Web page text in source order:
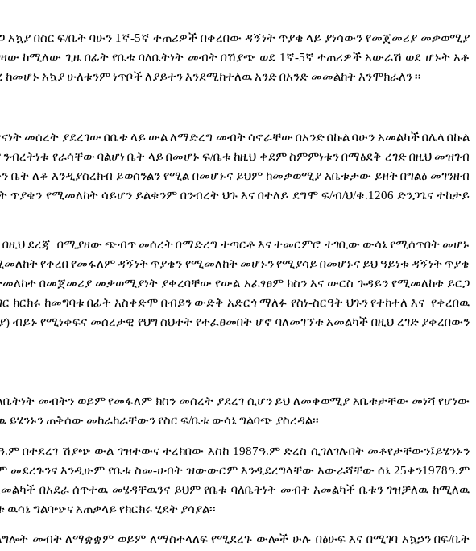
አኳያ በስር ፍ/ቤት ባሁን 1 ኛ-5ኛ ተጠሪዎች በቀረበው ዳኝነት ጥያቄ ላይ ያነሳውን የመጀመሪያ መቃወሚያ
ከሚለው ጊዜ በፊት የቤቱ ባለቤትነት መብት በሽያጭ ወደ 1 ኛ-5ኛ ተጠሪዎች አውራሽ ወደ ሆኑት አቶ
ከመሆኑ አኳያ ሁለቱንምነጥቦችለያይተንእንደሚከተለዉአንድበአንድ መመልከትእንሞክራለን፡፡
መሰረት ያደረገው በቤቱ ላይ ውል ለማድረግ መብት ሳኖራቸው በአንድ በኩል ባሁን አመልካች በሌላ በኩል
ንብረትነቱ የራሳቸው ባልሆነ ቤት ላይ በመሆኑ ፍ/ቤቱ ከዚህ ቀደም ስምምነቱን በማፅደቅ ረገድ በዚህ መዝገብ
ቤት ለቆ እንዲያስረክብ ይወሰንልን የሚል በመሆኑና ይህም ከመቃወሚያ አቤቱታው ይዘት በግልፅ መገንዘብ
ጥያቄን የሚመለከት ሳይሆን ይልቁንም በንብረት ህጉ እና በተለይ ደግሞ ፍ/ብ/ህ/ቁ.1206 ድንጋጌና ተከታይ
በዚህ ደረጃ በሚያዘው ጭብጥ መሰረት በማድረግ ተጣርቶ እና ተመርምሮ ተገቢው ውሳኔ የሚሰጥበት መሆኑ
የቀረበ የመፋለም ዳኝነት ጥያቄን የሚመለከት መሆኑን የሚያሳይ በመሆኑና ይህ ዓይነቱዳኝነትጥያቄ
በመጀመሪያ መቃወሚያነት ያቀረባቸው የውል አፈፃፀም ክስን እና ውርስ ጉዳይን የሚመለከቱ ይርጋ
ክርክሩ ከመግባቱ በፊት አስቀድሞ በብይን ውድቅ አድርጎ ማለፉ የስነ-ስርዓት ህጉን የተከተለ እና የቀረበዉ
) ብይኑ የሚነቀፍና መሰረታዊ የህግ ስህተት የተፈፀመበት ሆኖ ባለመገኘቱ አመልካች በዚህ ረገድ ያቀረበውን
መብትን ወይም የመፋለም ክስን መሰረት ያደረገ ሲሆን ይህ ለመቀወሚያ አቤቱታቸው መነሻ የሆነው
ይሄንኑን ጠቅሰው መከራከራቸውንየስር ፍ/ቤቱ ውሳኔግልባጭ ያስረዳል፡፡
.ም በተደረገ ሽያጭ ውል ገዝተውና ተረክበው እስከ 1987ዓ.ም ድረስ ሲገለገሉበት መቆየታቸውን፤ይሄንኑን
መደረጉንና እንዲሁም የቤቱ ስመ-ሀብት ዝውውርም እንዲደረግላቸው አውራሻቸው ሰኔ 25ቀን1978ዓ.ም
በአደራ ሰጥተዉ መሄዳቸዉንና ይህም የቤቱ ባለቤትነት መብት አመልካች ቤቱን ገዝቻለዉ ከሚለዉ
ዉሳኔግልባጭናአጠቃላይየክርክሩ ሂደት ያሳያል፡፡
መብት ለማቋቋም ወይም ለማስተላለፍ የሚደረጉ ውሎች ሁሉ በፅሁፍ እና በሚገባ አኳኃን በፍ/ቤት